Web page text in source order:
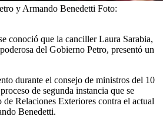
y Armando Benedetti Foto:
conoció que la canciller Laura Sarabia,
del Gobierno Petro, presentó un
durante el consejo de ministros del 10
de segunda instancia que se
Relaciones Exteriores contra el actual
Benedetti.